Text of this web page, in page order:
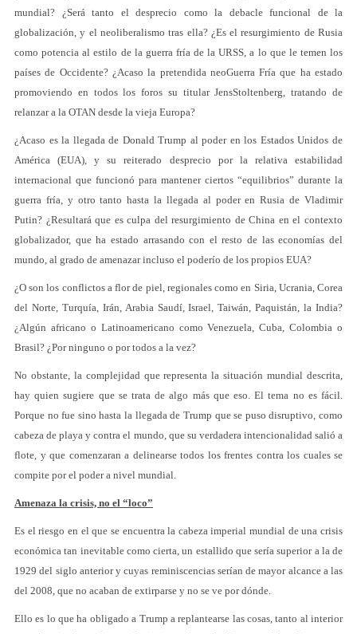
mundial? ¿Será tanto el desprecio como la debacle funcional de la
globalización, y el neoliberalismo tras ella? ¿Es el resurgimiento de Rusia
como potencia al estilo de la guerra fría de la URSS, a lo que le temen los
países de Occidente? ¿Acaso la pretendida neoGuerra Fría que ha estado
promoviendo en todos los foros su titular JensStoltenberg, tratando de
relanzar a la OTAN desde la vieja Europa?
¿Acaso es la llegada de Donald Trump al poder en los Estados Unidos de
América (EUA), y su reiterado desprecio por la relativa estabilidad
internacional que funcionó para mantener ciertos “equilibrios” durante la
guerra fría, y otro tanto hasta la llegada al poder en Rusia de Vladimir
Putin? ¿Resultará que es culpa del resurgimiento de China en el contexto
globalizador, que ha estado arrasando con el resto de las economías del
mundo, al grado de amenazar incluso el poderío de los propios EUA?
¿O son los conflictos a flor de piel, regionales como en Siria, Ucrania, Corea
del Norte, Turquía, Irán, Arabia Saudí, Israel, Taiwán, Paquistán, la India?
¿Algún africano o Latinoamericano como Venezuela, Cuba, Colombia o
Brasil? ¿Por ninguno o por todos a la vez?
No obstante, la complejidad que representa la situación mundial descrita,
hay quien sugiere que se trata de algo más que eso. El tema no es fácil.
Porque no fue sino hasta la llegada de Trump que se puso disruptivo, como
cabeza de playa y contra el mundo, que su verdadera intencionalidad salió a
flote, y que comenzaran a delinearse todos los frentes contra los cuales se
compite por el poder a nivel mundial.
Amenaza la crisis, no el “loco”
Es el riesgo en el que se encuentra la cabeza imperial mundial de una crisis
económica tan inevitable como cierta, un estallido que sería superior a la de
1929 del siglo anterior y cuyas reminiscencias serían de mayor alcance a las
del 2008, que no acaban de extirparse y no se ve por dónde.
Ello es lo que ha obligado a Trump a replantearse las cosas, tanto al interior